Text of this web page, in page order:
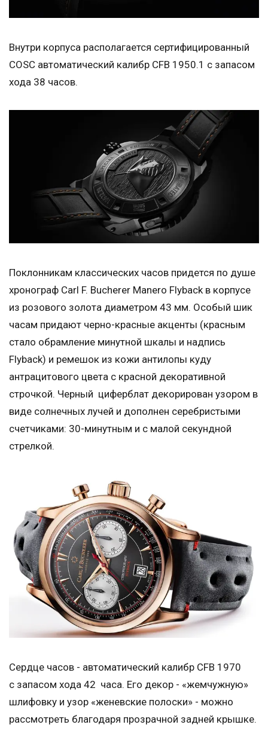
Внутри корпуса располагается сертифицированный
COSC автоматический калибр CFB 1950.1 с запасом
хода 38 часов.
Поклонникам классических часов придется по душе
хронограф Carl F. Bucherer Manero Flyback в корпусе
из розового золота диаметром 43 мм. Особый шик
часам придают черно-красные акценты (красным
стало обрамление минутной шкалы и надпись
Flyback) и ремешок из кожи антилопы куду
антрацитового цвета с красной декоративной
строчкой. Черный циферблат декорирован узором в
виде солнечных лучей и дополнен серебристыми
счетчиками: 30-минутным и с малой секундной
стрелкой.
Сердце часов - автоматический калибр CFB 1970
с запасом хода 42 часа. Его декор - «жемчужную»
шлифовку и узор «женевские полоски» - можно
рассмотреть благодаря прозрачной задней крышке.